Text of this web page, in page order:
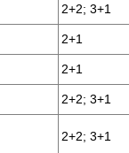
2+2; 3+1
2+1
2+1
2+2; 3+1
2+2; 3+1